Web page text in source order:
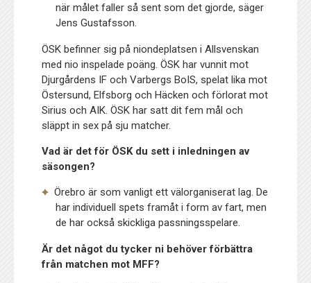
när målet faller så sent som det gjorde, säger
Jens Gustafsson.
ÖSK befinner sig på niondeplatsen i Allsvenskan
med nio inspelade poäng. ÖSK har vunnit mot
Djurgårdens IF och Varbergs BoIS, spelat lika mot
Östersund, Elfsborg och Häcken och förlorat mot
Sirius och AIK. ÖSK har satt dit fem mål och
släppt in sex på sju matcher.
Vad är det för ÖSK du sett i inledningen av
säsongen?
Örebro är som vanligt ett välorganiserat lag. De
har individuell spets framåt i form av fart, men
de har också skickliga passningsspelare.
Är det något du tycker ni behöver förbättra
från matchen mot MFF?